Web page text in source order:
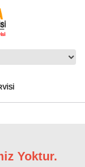
Yoktur.